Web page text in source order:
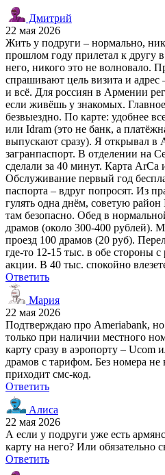
Дмитрий
22 мая 2026
Жить у подруги – нормально,
прошлом году прилетал к другу
него, никого это не волновало.
спрашивают цель визита и адрес
и всё. Для россиян в Армении
если живёшь у знакомых.
безвыездно. По карте: удобнее
или Idram (это не банк, а
выпускают сразу). Я открывал в
загранпаспорт. В отделении на
сделали за 40 минут. Карта ArCa
Обслуживание первый год
паспорта – вдруг попросят. Из
гулять одна днём, советую
там безопасно. Обед в
драмов (около 300-400 рублей).
проезд 100 драмов (20 руб).
где-то 12-15 тыс. в обе стороны
акции. В 40 тыс. спокойно
Ответить
Мария
22 мая 2026
Подтверждаю про Ameriabank,
только при наличии местного
карту сразу в аэропорту – Ucom
драмов с тарифом. Без номера не
приходит смс-код.
Ответить
Алиса
22 мая 2026
А если у подруги уже есть
карту на него? Или обязательно
Ответить